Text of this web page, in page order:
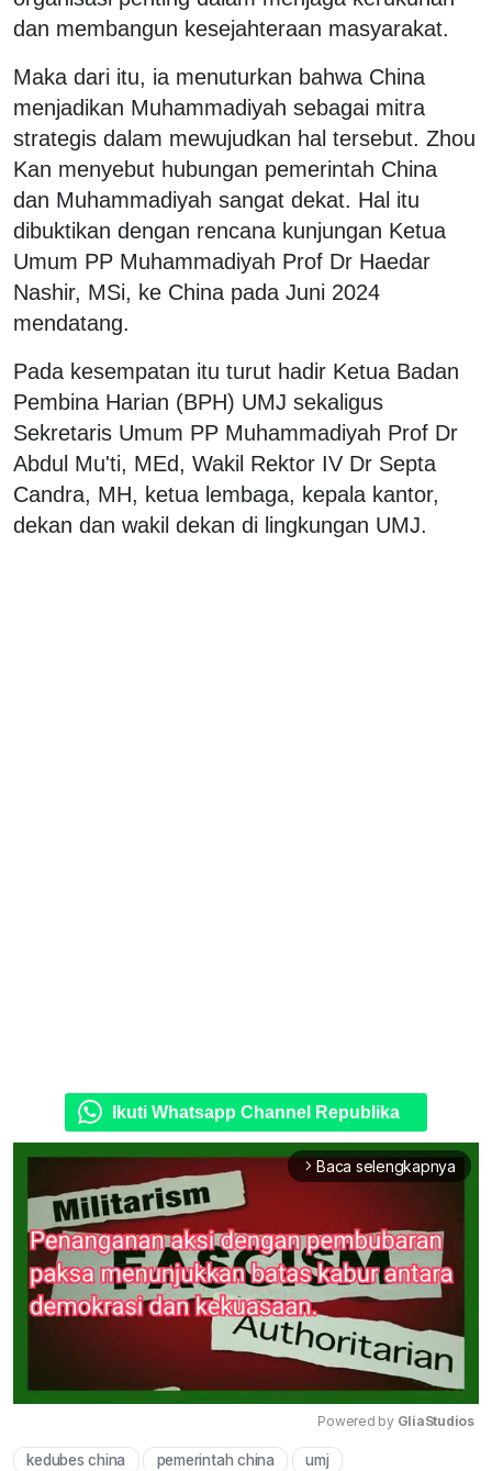
dan membangun kesejahteraan masyarakat.
Maka dari itu, ia menuturkan bahwa China
menjadikan Muhammadiyah sebagai mitra
strategis dalam mewujudkan hal tersebut. Zhou
Kan menyebut hubungan pemerintah China
dan Muhammadiyah sangat dekat. Hal itu
dibuktikan dengan rencana kunjungan Ketua
Umum PP Muhammadiyah Prof Dr Haedar
Nashir, MSi, ke China pada Juni 2024
mendatang.
Pada kesempatan itu turut hadir Ketua Badan
Pembina Harian (BPH) UMJ sekaligus
Sekretaris Umum PP Muhammadiyah Prof Dr
Abdul Mu'ti, MEd, Wakil Rektor IV Dr Septa
Candra, MH, ketua lembaga, kepala kantor,
dekan dan wakil dekan di lingkungan UMJ.
Ikuti Whatsapp Channel Republika
arrow_forward_ios Baca selengkapnya
Powered by GliaStudios
kedubes china pemerintah china umj